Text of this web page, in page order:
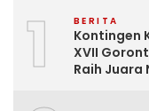
1 BERITA
Kontingen
XVII
Raih Juara